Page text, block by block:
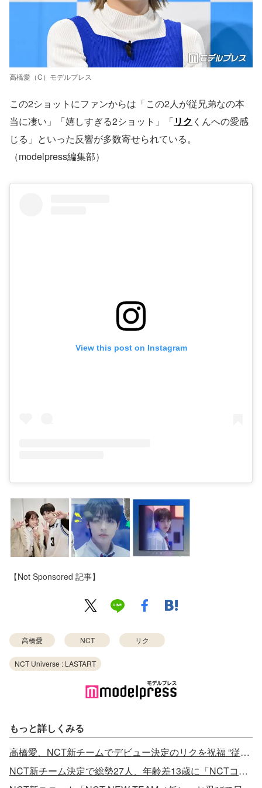
高橋愛（C）モデルプレス
この2ショットにファンからは「この2人が従兄弟なの本
当に凄い」「嬉しすぎる2ショット」「リク くんへの愛感
じる」といった反響が多数寄せられている。
（modelpress編集部）
View this post on Instagram
【Not Sponsored 記事】
高橋愛 NCT リク
NCT Universe : LASTART
もっと詳しくみる
高橋愛、NCT新チームでデビュー決定のリクを祝福 “従兄弟”と過去に紹介
NCT新チーム決定で総勢27人、年齢差13歳に「NCTコンサート会場でスカウト」のメンバーも